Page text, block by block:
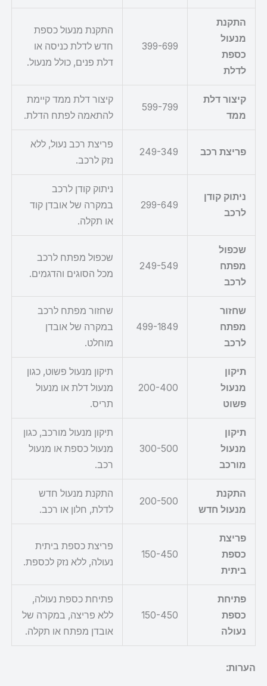
התקנת
מנעול
כספת
לדלת
399-699
התקנת מנעול כספת
חדש לדלת כניסה או
דלת פנים, כולל מנעול.
קיצור דלת
ממד
599-799
קיצור דלת ממד קיימת
להתאמה לפתח הדלת.
פריצת רכב 249-349
פריצת רכב נעול, ללא
נזק לרכב.
ניתוק קודן
לרכב
299-649
ניתוק קודן לרכב
במקרה של אובדן קוד
או תקלה.
שכפול
מפתח
לרכב
249-549
שכפול מפתח לרכב
מכל הסוגים והדגמים.
שחזור
מפתח
לרכב
499-1849
שחזור מפתח לרכב
במקרה של אובדן
מוחלט.
תיקון
מנעול
פשוט
200-400
תיקון מנעול פשוט, כגון
מנעול דלת או מנעול
תריס.
תיקון
מנעול
מורכב
300-500
תיקון מנעול מורכב, כגון
מנעול כספת או מנעול
רכב.
התקנת
מנעול חדש
200-500
התקנת מנעול חדש
לדלת, חלון או רכב.
פריצת
כספת
ביתית
150-450
פריצת כספת ביתית
נעולה, ללא נזק לכספת.
פתיחת
כספת
נעולה
150-450
פתיחת כספת נעולה,
ללא פריצה, במקרה של
אובדן מפתח או תקלה.
הערות: